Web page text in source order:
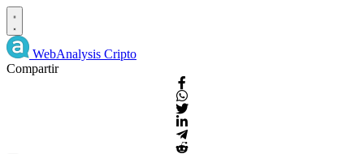
WebAnalysis Cripto
Compartir